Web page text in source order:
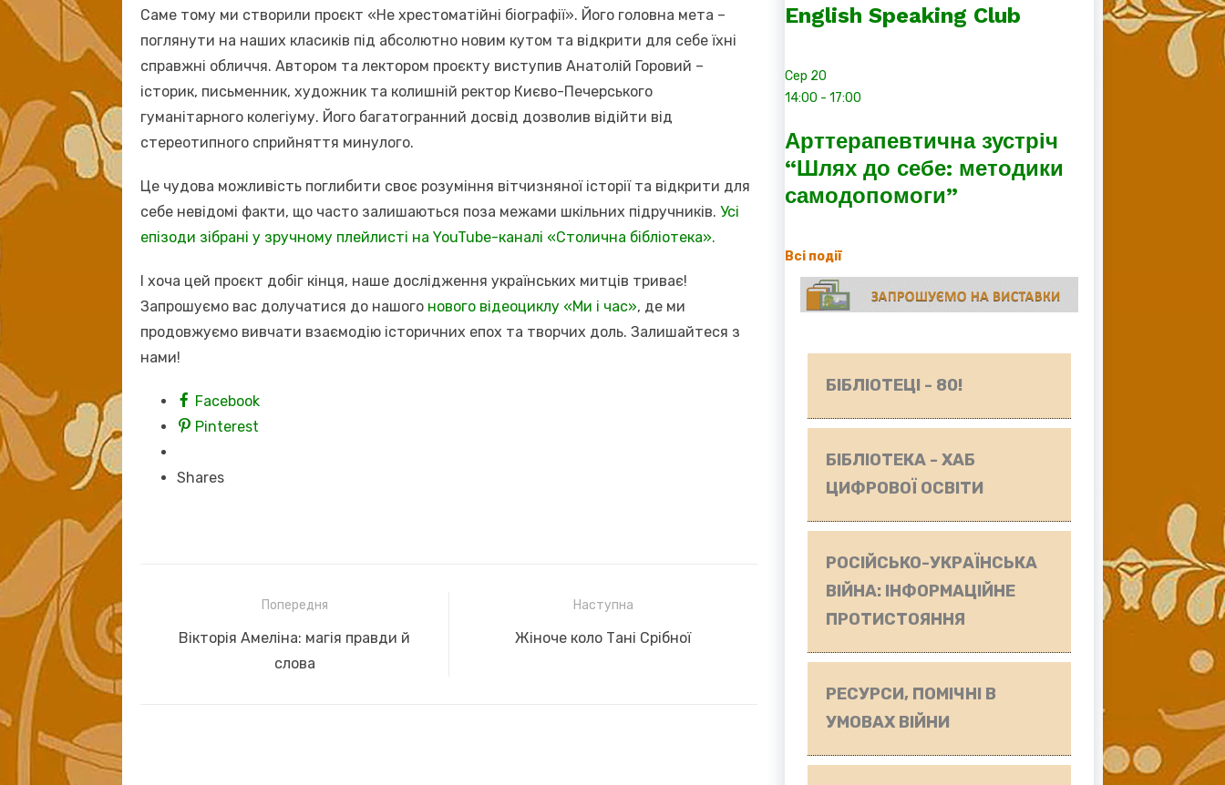
Саме тому ми створили проєкт «Не хрестоматійні біографії». Його головна мета –
поглянути на наших класиків під абсолютно новим кутом та відкрити для себе їхні
справжні обличчя. Автором та лектором проєкту виступив Анатолій Горовий –
історик, письменник, художник та колишній ректор Києво-Печерського
гуманітарного колегіуму. Його багатогранний досвід дозволив відійти від
стереотипного сприйняття минулого.
Це чудова можливість поглибити своє розуміння вітчизняної історії та відкрити для
себе невідомі факти, що часто залишаються поза межами шкільних підручників.Усі
епізоди зібрані у зручному плейлисті на YouTube-каналі «Столична бібліотека».
І хоча цей проєкт добіг кінця, наше дослідження українських митців триває!
Запрошуємо вас долучатися до нашого нового відеоциклу «Ми і час», де ми
продовжуємо вивчати взаємодію історичних епох та творчих доль. Залишайтеся з
нами!
Facebook
Pinterest
Shares
записів
Попередня
Previous
Вікторія Амеліна: магія правди й
слова
Наступна
Next
Жіноче коло Тані Срібної
English Speaking Club
Сер 20
14:00 -17:00
Арттерапевтична зустріч
“Шлях до себе: методики
самодопомоги”
Всі події
БІБЛІОТЕЦІ - 80!
БІБЛІОТЕКА - ХАБ
ЦИФРОВОЇ ОСВІТИ
РОСІЙСЬКО-УКРАЇНСЬКА
ВІЙНА: ІНФОРМАЦІЙНЕ
ПРОТИСТОЯННЯ
РЕСУРСИ, ПОМІЧНІ В
УМОВАХ ВІЙНИ